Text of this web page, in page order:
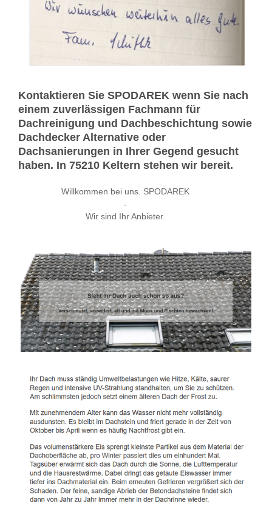
Kontaktieren Sie SPODAREK wenn Sie nach
einem zuverlässigen Fachmann für
Dachreinigung und Dachbeschichtung sowie
Dachdecker Alternative oder
Dachsanierungen in Ihrer Gegend gesucht
haben. In 75210 Keltern stehen wir bereit.
Willkommen bei uns. SPODAREK
-
Wir sind Ihr Anbieter.